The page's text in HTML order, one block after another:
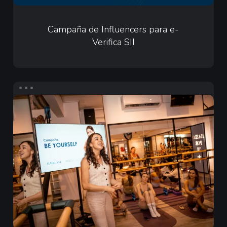
de
Influencers
SII
Campaña de Influencers para e-
Verifica SII
Infuencers
para
Merz
Aesthetics